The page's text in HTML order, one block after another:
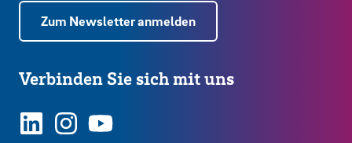
Zum Newsletter anmelden
Verbinden Sie sich mit uns
LinkedInInstagram
YouTube